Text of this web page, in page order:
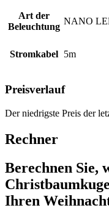
Art der
Beleuchtung
NANO
Stromkabel 5m
Preisverlauf
Der niedrigste Preis der
Rechner
Berechnen Sie,
Ihren